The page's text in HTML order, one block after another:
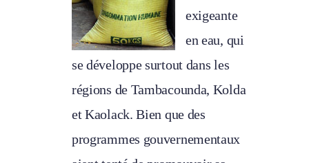
exigeante
en eau, qui
se développe surtout dans les
régions de Tambacounda, Kolda
et Kaolack. Bien que des
programmes gouvernementaux